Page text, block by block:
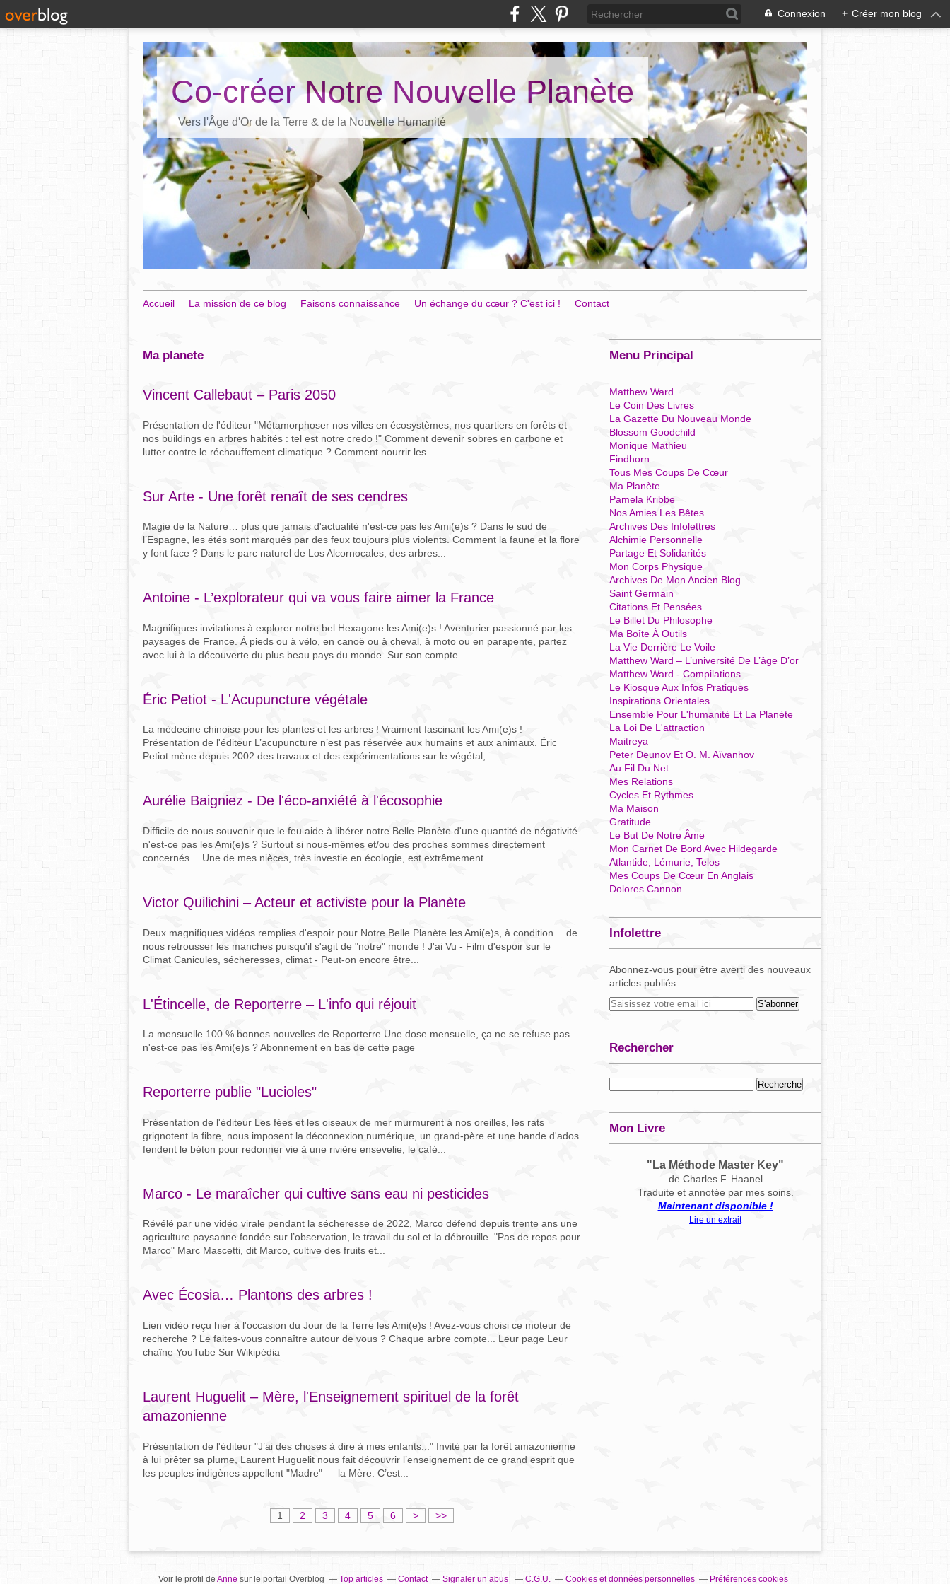
Connexion + Créer mon blog
Co-créer Notre Nouvelle Planète
Vers l'Âge d'Or de la Terre & de la Nouvelle Humanité
Accueil La mission de ce blog Faisons connaissance Un échange du cœur ? C'est ici ! Contact
ma planete
Vincent Callebaut – Paris 2050
Présentation de l'éditeur "Métamorphoser nos villes en écosystèmes, nos quartiers en forêts et
nos buildings en arbres habités : tel est notre credo !" Comment devenir sobres en carbone et
lutter contre le réchauffement climatique ? Comment nourrir les...
Sur Arte - Une forêt renaît de ses cendres
Magie de la Nature… plus que jamais d'actualité n'est-ce pas les Ami(e)s ? Dans le sud de
l’Espagne, les étés sont marqués par des feux toujours plus violents. Comment la faune et la flore
y font face ? Dans le parc naturel de Los Alcornocales, des arbres...
Antoine - L’explorateur qui va vous faire aimer la France
Magnifiques invitations à explorer notre bel Hexagone les Ami(e)s ! Aventurier passionné par les
paysages de France. À pieds ou à vélo, en canoë ou à cheval, à moto ou en parapente, partez
avec lui à la découverte du plus beau pays du monde. Sur son compte...
Éric Petiot - L'Acupuncture végétale
La médecine chinoise pour les plantes et les arbres ! Vraiment fascinant les Ami(e)s !
Présentation de l'éditeur L’acupuncture n’est pas réservée aux humains et aux animaux. Éric
Petiot mène depuis 2002 des travaux et des expérimentations sur le végétal,...
Aurélie Baigniez - De l'éco-anxiété à l'écosophie
Difficile de nous souvenir que le feu aide à libérer notre Belle Planète d'une quantité de négativité
n'est-ce pas les Ami(e)s ? Surtout si nous-mêmes et/ou des proches sommes directement
concernés… Une de mes nièces, très investie en écologie, est extrêmement...
Victor Quilichini – Acteur et activiste pour la Planète
Deux magnifiques vidéos remplies d'espoir pour Notre Belle Planète les Ami(e)s, à condition… de
nous retrousser les manches puisqu'il s'agit de "notre" monde ! J'ai Vu - Film d'espoir sur le
Climat Canicules, sécheresses, climat - Peut-on encore être...
L'Étincelle, de Reporterre – L'info qui réjouit
La mensuelle 100 % bonnes nouvelles de Reporterre Une dose mensuelle, ça ne se refuse pas
n'est-ce pas les Ami(e)s ? Abonnement en bas de cette page
Reporterre publie "Lucioles"
Présentation de l'éditeur Les fées et les oiseaux de mer murmurent à nos oreilles, les rats
grignotent la fibre, nous imposent la déconnexion numérique, un grand-père et une bande d'ados
fendent le béton pour redonner vie à une rivière ensevelie, le café...
Marco - Le maraîcher qui cultive sans eau ni pesticides
Révélé par une vidéo virale pendant la sécheresse de 2022, Marco défend depuis trente ans une
agriculture paysanne fondée sur l’observation, le travail du sol et la débrouille. "Pas de repos pour
Marco" Marc Mascetti, dit Marco, cultive des fruits et...
Avec Écosia… Plantons des arbres !
Lien vidéo reçu hier à l'occasion du Jour de la Terre les Ami(e)s ! Avez-vous choisi ce moteur de
recherche ? Le faites-vous connaître autour de vous ? Chaque arbre compte... Leur page Leur
chaîne YouTube Sur Wikipédia
Laurent Huguelit – Mère, l'Enseignement spirituel de la forêt
amazonienne
Présentation de l'éditeur "J’ai des choses à dire à mes enfants..." Invité par la forêt amazonienne
à lui prêter sa plume, Laurent Huguelit nous fait découvrir l’enseignement de ce grand esprit que
les peuples indigènes appellent "Madre" — la Mère. C’est...
1 2 3 4 5 6 > >>
Menu Principal
Matthew Ward
Le Coin Des Livres
La Gazette Du Nouveau Monde
Blossom Goodchild
Monique Mathieu
Findhorn
Tous Mes Coups De Cœur
Ma Planète
Pamela Kribbe
Nos Amies Les Bêtes
Archives Des Infolettres
Alchimie Personnelle
Partage Et Solidarités
Mon Corps Physique
Archives De Mon Ancien Blog
Saint Germain
Citations Et Pensées
Le Billet Du Philosophe
Ma Boîte À Outils
La Vie Derrière Le Voile
Matthew Ward – L’université De L’âge D’or
Matthew Ward - Compilations
Le Kiosque Aux Infos Pratiques
Inspirations Orientales
Ensemble Pour L'humanité Et La Planète
La Loi De L'attraction
Maitreya
Peter Deunov Et O. M. Aïvanhov
Au Fil Du Net
Mes Relations
Cycles Et Rythmes
Ma Maison
Gratitude
Le But De Notre Âme
Mon Carnet De Bord Avec Hildegarde
Atlantide, Lémurie, Telos
Mes Coups De Cœur En Anglais
Dolores Cannon
Infolettre
Abonnez-vous pour être averti des nouveaux
articles publiés.
Rechercher
Mon Livre
"La Méthode Master Key"
de Charles F. Haanel
Traduite et annotée par mes soins.
Maintenant disponible !
Lire un extrait
Voir le profil de Annesur le portail Overblog Top articles Contact Signaler un abus C.G.U. Cookies et données personnelles Préférences cookies